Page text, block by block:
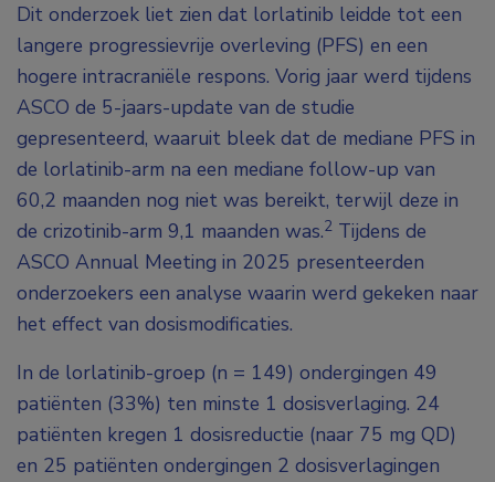
Dit onderzoek liet zien dat lorlatinib leidde tot een
langere progressievrije overleving (PFS) en een
hogere intracraniële respons. Vorig jaar werd tijdens
ASCO de 5-jaars-update van de studie
gepresenteerd, waaruit bleek dat de mediane PFS in
de lorlatinib-arm na een mediane follow-up van
60,2 maanden nog niet was bereikt, terwijl deze in
de crizotinib-arm 9,1 maanden was.2 Tijdens de
ASCO Annual Meeting in 2025 presenteerden
onderzoekers een analyse waarin werd gekeken naar
het effect van dosismodificaties.
In de lorlatinib-groep (n = 149) ondergingen 49
patiënten (33%) ten minste 1 dosisverlaging. 24
patiënten kregen 1 dosisreductie (naar 75 mg QD)
en 25 patiënten ondergingen 2 dosisverlagingen